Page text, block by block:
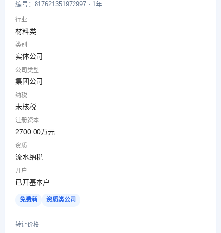
编号：817621351972997 · 1年
行业
材料类
类别
实体公司
公司类型
集团公司
纳税
未核税
注册资本
2700.00万元
资质
流水纳税
开户
已开基本户
免费转 资质类公司
转让价格